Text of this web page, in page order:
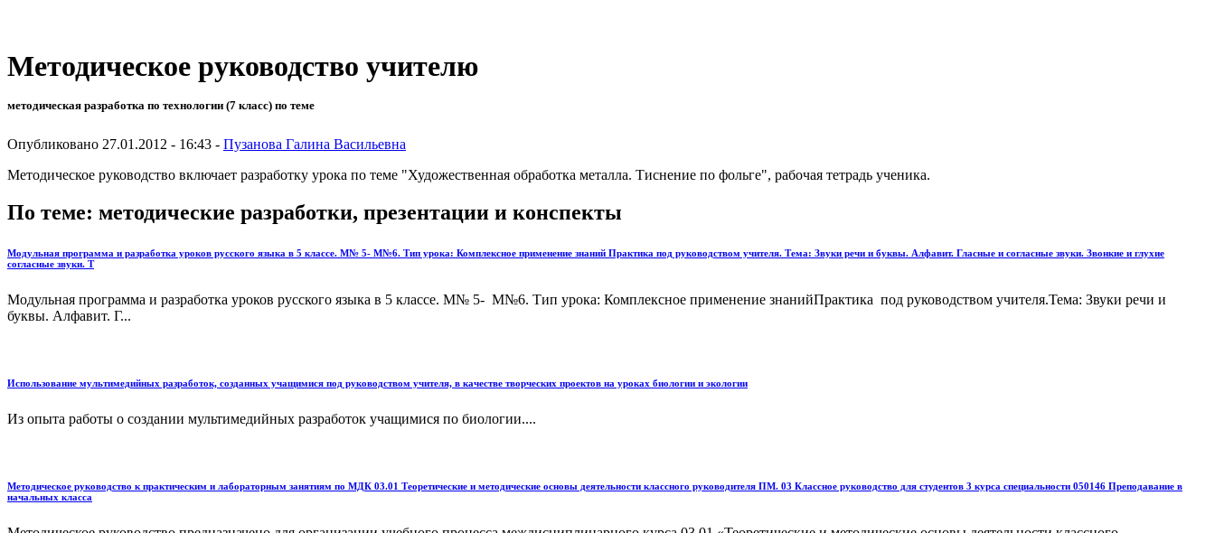
Методическое руководство учителю
методическая разработка по технологии (7 класс) по теме
Опубликовано 27.01.2012 - 16:43 - Пузанова Галина Васильевна
Методическое руководство включает разработку урока по теме "Художественная обработка металла. Тиснение по фольге", рабочая тетрадь ученика.
По теме: методические разработки, презентации и конспекты
Модульная программа и разработка уроков русского языка в 5 классе. М№ 5- М№6. Тип урока: Комплексное применение знаний Практика под руководством учителя. Тема: Звуки речи и буквы. Алфавит. Гласные и согласные звуки. Звонкие и глухие
согласные звуки. Т
Модульная программа и разработка уроков русского языка в 5 классе. М№ 5- М№6. Тип урока: Комплексное применение знанийПрактика под руководством учителя.Тема: Звуки речи и
буквы. Алфавит. Г...
Использование мультимедийных разработок, созданных учащимися под руководством учителя, в качестве творческих проектов на уроках биологии и экологии
Из опыта работы о создании мультимедийных разработок учащимися по биологии....
Методическое руководство к практическим и лабораторным занятиям по МДК 03.01 Теоретические и методические основы деятельности классного руководителя ПМ. 03 Классное руководство для студентов 3 курса специальности 050146 Преподавание в
начальных класса